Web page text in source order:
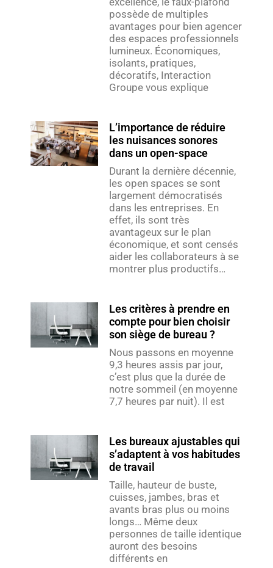
possède de multiples
avantages pour bien agencer
des espaces professionnels
lumineux. Économiques,
isolants, pratiques,
décoratifs, Interaction
Groupe vous explique
L’importance de réduire
les nuisances sonores
dans un open-space
Durant la dernière décennie,
les open spaces se sont
largement démocratisés
dans les entreprises. En
effet, ils sont très
avantageux sur le plan
économique, et sont censés
aider les collaborateurs à se
montrer plus productifs…
Les critères à prendre en
compte pour bien choisir
son siège de bureau ?
Nous passons en moyenne
9,3 heures assis par jour,
c’est plus que la durée de
notre sommeil (en moyenne
7,7 heures par nuit). Il est
Les bureaux ajustables qui
s’adaptent à vos habitudes
de travail
Taille, hauteur de buste,
cuisses, jambes, bras et
avants bras plus ou moins
longs… Même deux
personnes de taille identique
auront des besoins
différents en